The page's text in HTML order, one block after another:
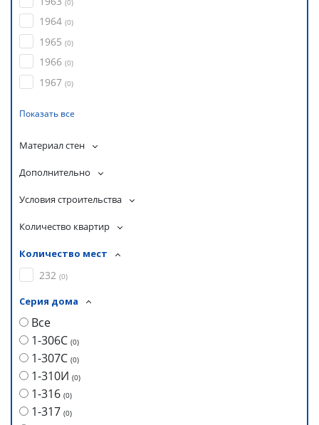
1964 (0)
1965 (0)
1966 (0)
1967 (0)
Показать все
Материал стен
Дополнительно
Условия строительства
Количество квартир
Количество мест
232 (0)
Серия дома
Все
1-306С (0)
1-307С (0)
1-310И (0)
1-316 (0)
1-317 (0)